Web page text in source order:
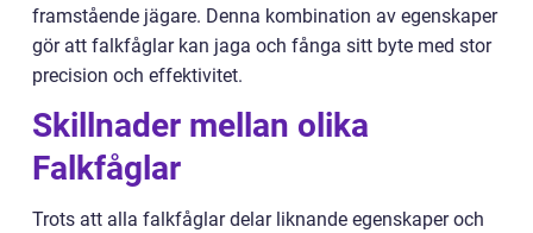
framstående jägare. Denna kombination av egenskaper
gör att falkfåglar kan jaga och fånga sitt byte med stor
precision och effektivitet.
Skillnader mellan olika
Falkfåglar
Trots att alla falkfåglar delar liknande egenskaper och